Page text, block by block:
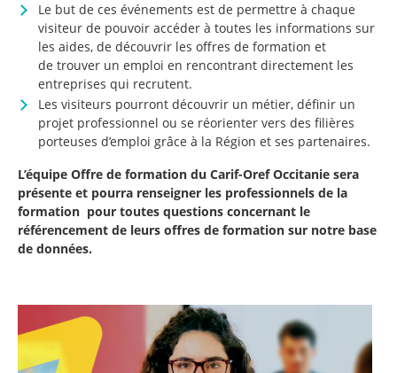
Le but de ces événements est de permettre à chaque
visiteur de pouvoir accéder à toutes les informations sur
les aides, de découvrir les offres de formation et
de trouver un emploi en rencontrant directement les
entreprises qui recrutent.
Les visiteurs pourront découvrir un métier, définir un
projet professionnel ou se réorienter vers des filières
porteuses d’emploi grâce à la Région et ses partenaires.
L’équipe Offre de formation du Carif-Oref Occitanie sera
présente et pourra renseigner les professionnels de la
formation pour toutes questions concernant le
référencement de leurs offres de formation sur notre base
de données.